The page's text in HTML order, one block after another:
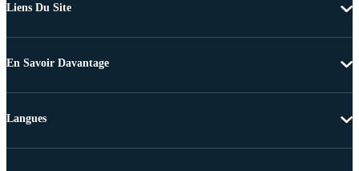
Liens Du Site
En Savoir Davantage
Langues